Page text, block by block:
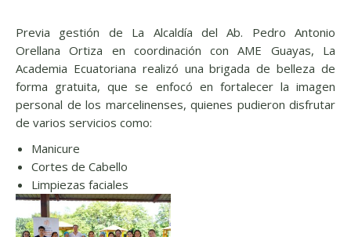
Previa gestión de La Alcaldía del Ab. Pedro Antonio
Orellana Ortiza en coordinación con AME Guayas, La
Academia Ecuatoriana realizó una brigada de belleza de
forma gratuita, que se enfocó en fortalecer la imagen
personal de los marcelinenses, quienes pudieron disfrutar
de varios servicios como:
Manicure
Cortes de Cabello
Limpiezas faciales